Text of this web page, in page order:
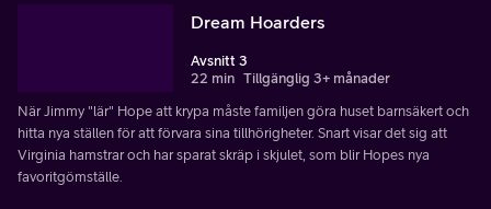
Dream Hoarders
Avsnitt 3
22 min Tillgänglig 3+ månader
När Jimmy "lär" Hope att krypa måste familjen göra huset barnsäkert och
hitta nya ställen för att förvara sina tillhörigheter. Snart visar det sig att
Virginia hamstrar och har sparat skräp i skjulet, som blir Hopes nya
favoritgömställe.